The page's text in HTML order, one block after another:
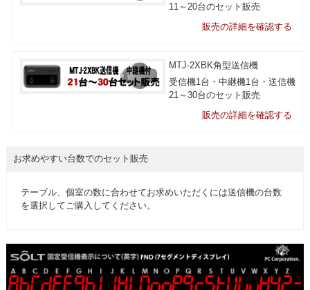
11～20台のセット販売
販売の詳細を確認する
MTJ-2XBK角型送信機
受信機1台・中継機1台・送信機
21～30台のセット販売
販売の詳細を確認する
お求めやすい台数でのセット販売
テーブル、個室の数に合わせてお求めいただくには送信機の台数
を選択してご購入してください。